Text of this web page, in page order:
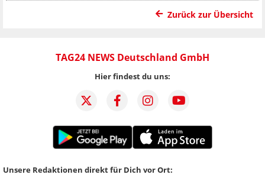
Zurück zur Übersicht
TAG24 NEWS Deutschland GmbH
Hier findest du uns:
Unsere Redaktionen direkt für Dich vor Ort: